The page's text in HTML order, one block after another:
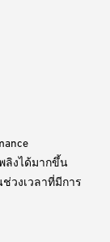
ลิงได้มากขึ้น
วงเวลาที่มีการ